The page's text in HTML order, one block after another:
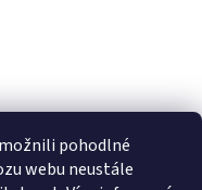
pohodlné
webu neustále